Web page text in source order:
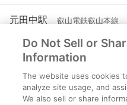
元田中駅 叡山電鉄叡山本線
京都市左京区田中大久保町７５
このページの店舗から 743 m
茶山・京都芸術大学駅 叡
京都市左京区田中北春菜町３８
Do Not Sell or
Information
The website uses cookies
analyze site usage, and
We also sell or share